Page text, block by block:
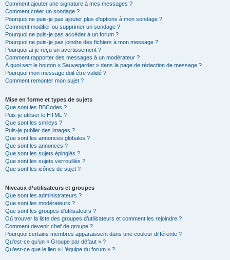
Comment ajouter une signature à mes messages ?
Comment créer un sondage ?
Pourquoi ne puis-je pas ajouter plus d’options à mon sondage ?
Comment modifier ou supprimer un sondage ?
Pourquoi ne puis-je pas accéder à un forum ?
Pourquoi ne puis-je pas joindre des fichiers à mon message ?
Pourquoi ai-je reçu un avertissement ?
Comment rapporter des messages à un modérateur ?
À quoi sert le bouton « Sauvegarder » dans la page de rédaction de message ?
Pourquoi mon message doit être validé ?
Comment remonter mon sujet ?
Mise en forme et types de sujets
Que sont les BBCodes ?
Puis-je utiliser le HTML ?
Que sont les smileys ?
Puis-je publier des images ?
Que sont les annonces globales ?
Que sont les annonces ?
Que sont les sujets épinglés ?
Que sont les sujets verrouillés ?
Que sont les icônes de sujet ?
Niveaux d’utilisateurs et groupes
Que sont les administrateurs ?
Que sont les modérateurs ?
Que sont les groupes d’utilisateurs ?
Où trouver la liste des groupes d’utilisateurs et comment les rejoindre ?
Comment devenir chef de groupe ?
Pourquoi certains membres apparaissent dans une couleur différente ?
Qu’est-ce qu’un « Groupe par défaut » ?
Qu’est-ce que le lien « L’équipe du forum » ?